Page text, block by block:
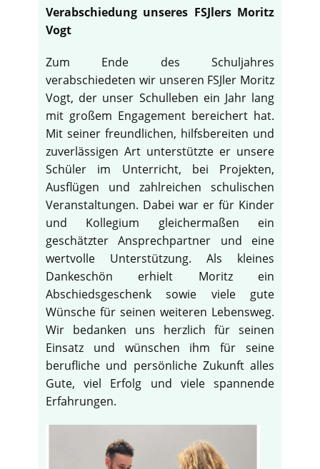
Verabschiedung unseres FSJlers Moritz
Vogt
Zum Ende des Schuljahres
verabschiedeten wir unseren FSJler Moritz
Vogt, der unser Schulleben ein Jahr lang
mit großem Engagement bereichert hat.
Mit seiner freundlichen, hilfsbereiten und
zuverlässigen Art unterstützte er unsere
Schüler im Unterricht, bei Projekten,
Ausflügen und zahlreichen schulischen
Veranstaltungen. Dabei war er für Kinder
und Kollegium gleichermaßen ein
geschätzter Ansprechpartner und eine
wertvolle Unterstützung. Als kleines
Dankeschön erhielt Moritz ein
Abschiedsgeschenk sowie viele gute
Wünsche für seinen weiteren Lebensweg.
Wir bedanken uns herzlich für seinen
Einsatz und wünschen ihm für seine
berufliche und persönliche Zukunft alles
Gute, viel Erfolg und viele spannende
Erfahrungen.